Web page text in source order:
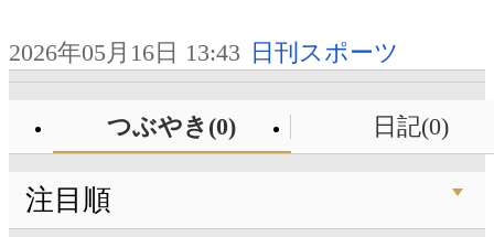
2026年05月16日 13:43 日刊スポーツ
つぶやき(0) 日記(0)
注目順